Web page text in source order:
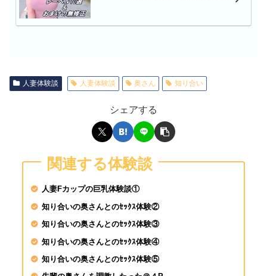
27歳 知佳瀬文香
人妻体験談 人妻体験談 奥さん 知り合い
シェアする
関連する体験談
人妻Fカップの巨乳体験談①
知り合いの奥さんとのｾｯｸｽ体験②
知り合いの奥さんとのｾｯｸｽ体験③
知り合いの奥さんとのｾｯｸｽ体験④
知り合いの奥さんとのｾｯｸｽ体験⑤